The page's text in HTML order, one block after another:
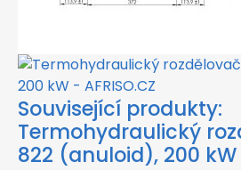
Související produkty:
Termohydraulický
822 (anuloid), 200 kW